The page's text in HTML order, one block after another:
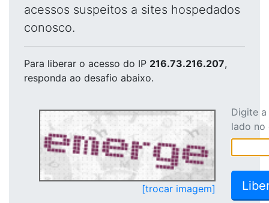
acessos suspeitos a sites hospedados
conosco.
Para liberar o acesso do IP 216.73.216.207,
responda ao desafio abaixo.
[trocar imagem]
Digite
lado no